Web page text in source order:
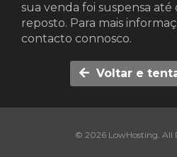
sua venda foi suspensa até
reposto. Para mais
contacto connosco.
Voltar e
© 2026 LowHosting. All